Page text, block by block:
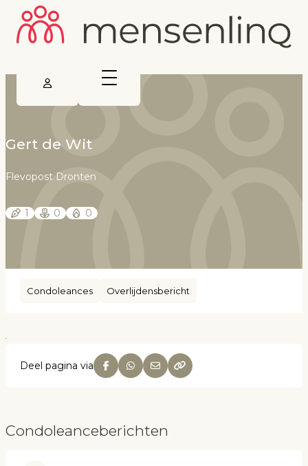
Gert de Wit
Flevopost Dronten
1 0 0
Condoleances Overlijdensbericht
Deel pagina via
Condoleanceberichten